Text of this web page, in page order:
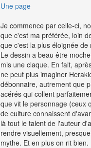
Une page
Je commence par celle-ci,
que c'est ma préférée, loin
que c'est la plus éloignée de
Le dessin a beau être
mis une claque. En fait,
ne peut plus imaginer
débonnaire, autrement que
acérés qui collent
que vit le personnage (ceux
de culture connaissent
là tout le talent de l'auteur
rendre visuellement,
mythe. Et en plus on rit bien.